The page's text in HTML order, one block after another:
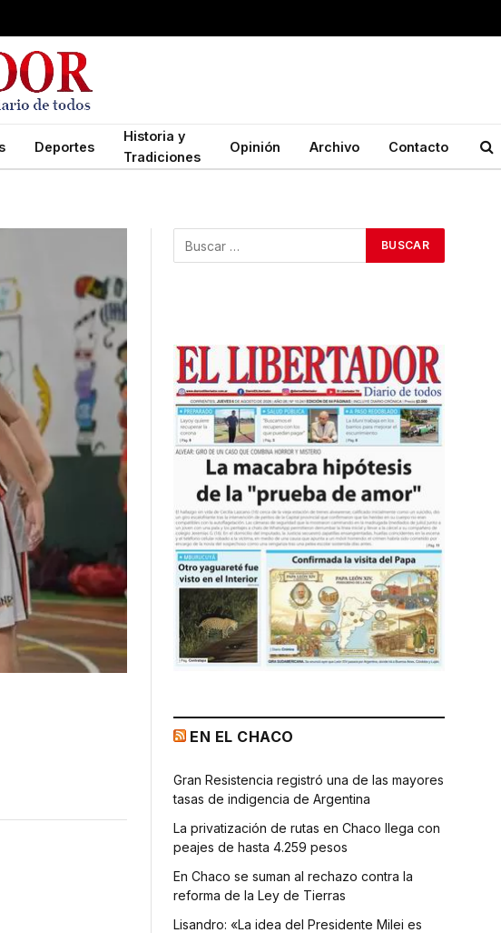
Deportes
Historia y
Tradiciones
Opinión Archivo Contacto
EN EL CHACO
Gran Resistencia registró una de las mayores
tasas de indigencia de Argentina
La privatización de rutas en Chaco llega con
peajes de hasta 4.259 pesos
En Chaco se suman al rechazo contra la
reforma de la Ley de Tierras
Lisandro: «La idea del Presidente Milei es